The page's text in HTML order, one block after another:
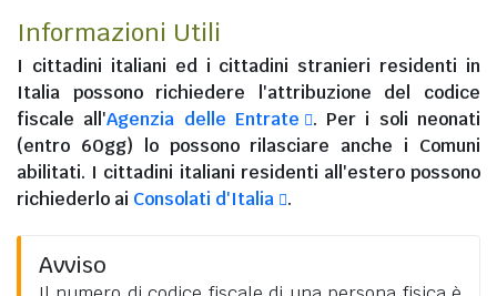
Informazioni Utili
I cittadini italiani ed i cittadini stranieri residenti in
Italia possono richiedere l'attribuzione del codice
fiscale all'Agenzia delle Entrate
. Per i soli neonati
(entro 60gg) lo possono rilasciare anche i Comuni
abilitati. I cittadini italiani residenti all'esteropossono
richiederlo ai Consolati d'Italia .
Avviso